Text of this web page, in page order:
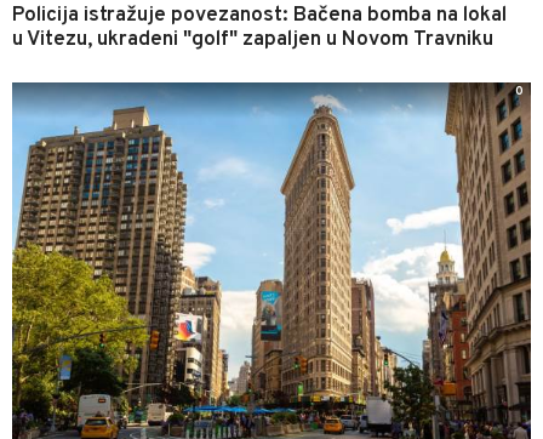
Policija istražuje povezanost: Bačena bomba na lokal
u Vitezu, ukradeni "golf" zapaljen u Novom Travniku
0